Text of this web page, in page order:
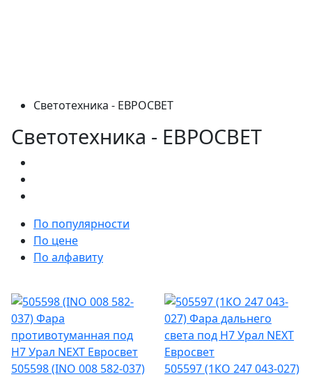
Светотехника - ЕВРОСВЕТ
Светотехника - ЕВРОСВЕТ
По популярности
По цене
По алфавиту
505598 (INO 008 582-037)
505597 (1КО 247 043-027)